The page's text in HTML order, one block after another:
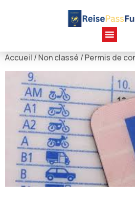
Accueil /Non classé / Permis de